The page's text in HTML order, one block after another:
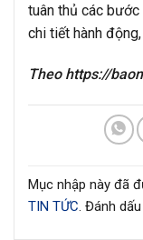
tuân thủ các
chi tiết hành
Theo https://
Mục nhập này đã
TIN TỨC. Đánh